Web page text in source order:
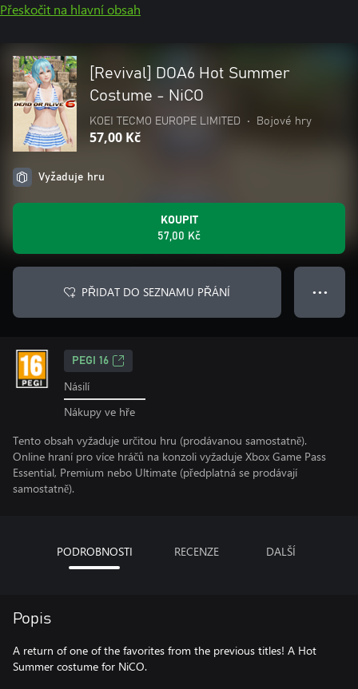
Přeskočit na hlavní obsah
[Revival] DOA6 Hot Summer
Costume - NiCO
KOEI TECMO EUROPE LIMITED • Bojové hry
57,00 Kč
Vyžaduje hru
KOUPIT
57,00 Kč
PŘIDAT DO SEZNAMU PŘÁNÍ ● ● ●
PEGI 16
Násilí
Nákupy ve hře
Tento obsah vyžaduje určitou hru (prodávanou samostatně).
Online hraní pro více hráčů na konzoli vyžaduje Xbox Game Pass
Essential, Premium nebo Ultimate (předplatná se prodávají
samostatně).
PODROBNOSTI RECENZE DALŠÍ
Popis
A return of one of the favorites from the previous titles! A Hot
Summer costume for NiCO.